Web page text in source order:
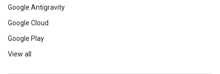
Google Antigravity
Google Cloud
Google Play
View all